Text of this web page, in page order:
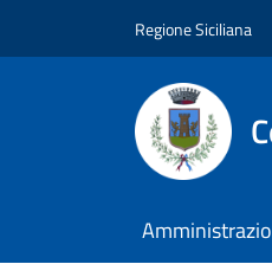
Regione Siciliana